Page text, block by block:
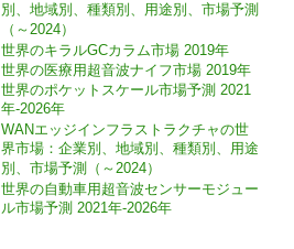
別、地域別、種類別、用途別、市場予測
（～2024）
世界のキラルGCカラム市場 2019年
世界の医療用超音波ナイフ市場 2019年
世界のポケットスケール市場予測 2021
年-2026年
WANエッジインフラストラクチャの世
界市場：企業別、地域別、種類別、用途
別、市場予測（～2024）
世界の自動車用超音波センサーモジュー
ル市場予測 2021年-2026年